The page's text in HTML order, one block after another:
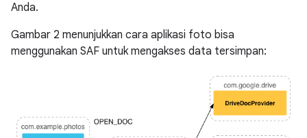
Anda.
Gambar 2 menunjukkan cara aplikasi foto bisa
menggunakan SAF untuk mengakses data tersimpan: